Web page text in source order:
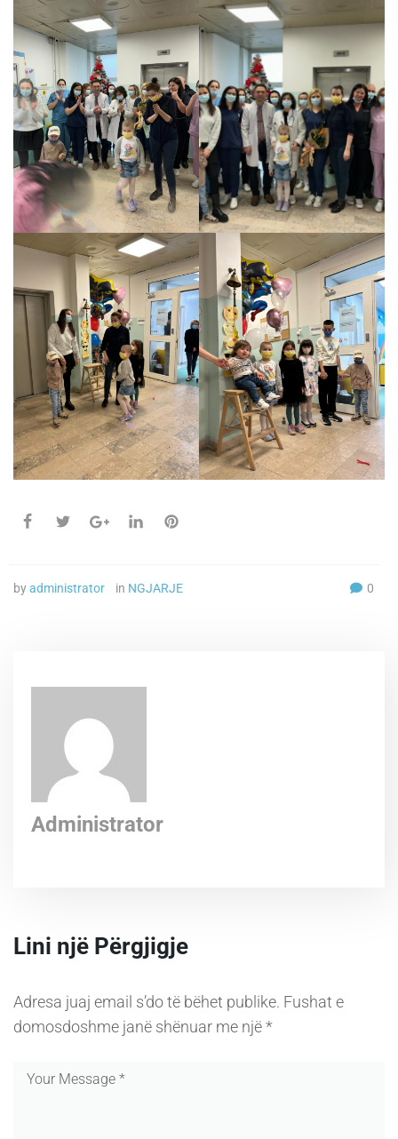
byadministrator in NGJARJE 0
Administrator
Lini një Përgjigje
Adresa juaj email s’do të bëhet publike. Fushat e
domosdoshme janë shënuar me një*